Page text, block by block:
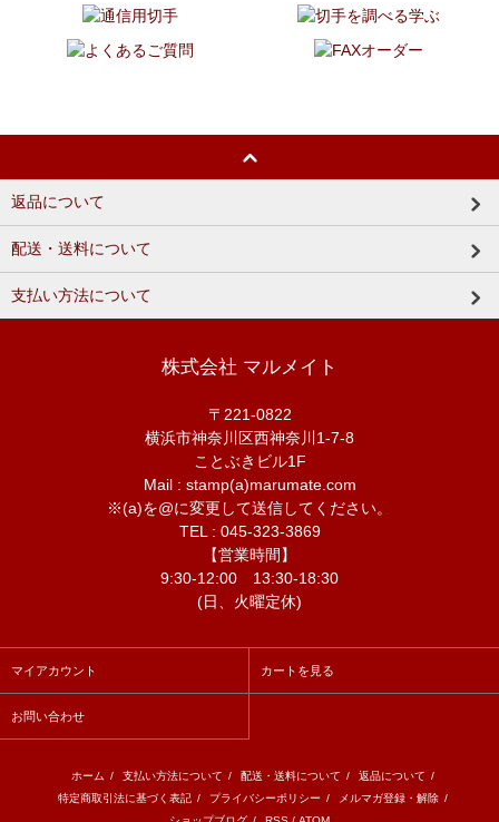
返品について
配送・送料について
支払い方法について
株式会社 マルメイト
〒221-0822
横浜市神奈川区西神奈川1-7-8
ことぶきビル1F
Mail : stamp(a)marumate.com
※(a)を@に変更して送信してください。
TEL : 045-323-3869
【営業時間】
9:30-12:00 13:30-18:30
(日、火曜定休)
マイアカウント カートを見る
お問い合わせ
ホーム / 支払い方法について / 配送・送料について / 返品について /
特定商取引法に基づく表記 / プライバシーポリシー / メルマガ登録・解除 /